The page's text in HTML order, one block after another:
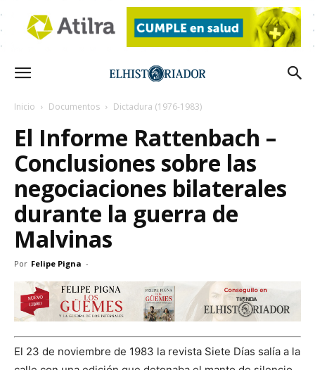
Inicio Documentos Dictadura (1976-1983)
El Informe Rattenbach –
Conclusiones sobre las
negociaciones bilaterales
durante la guerra de
Malvinas
Por Felipe Pigna -
El 23 de noviembre de 1983 la revista Siete Días salía a la